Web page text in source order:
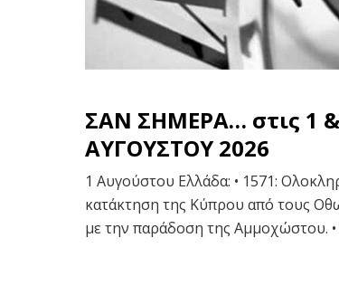
ΣΑΝ ΣΗΜΕΡΑ… στις 1
ΑΥΓΟΥΣΤΟΥ 2026
1 Αυγούστου Ελλάδα: • 1571:
κατάκτηση της Κύπρου από τους
με την παράδοση της Αμμοχώστου. •